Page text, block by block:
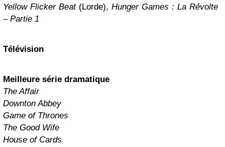
Yellow Flicker Beat(Lorde), Hunger Games : La Révolte
– Partie 1
Télévision
Meilleure série dramatique
The Affair
Downton Abbey
Game of Thrones
The Good Wife
House of Cards